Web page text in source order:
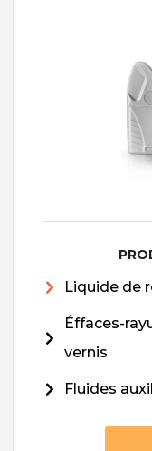
Liquide de
Éffaces-
vernis
Fluides